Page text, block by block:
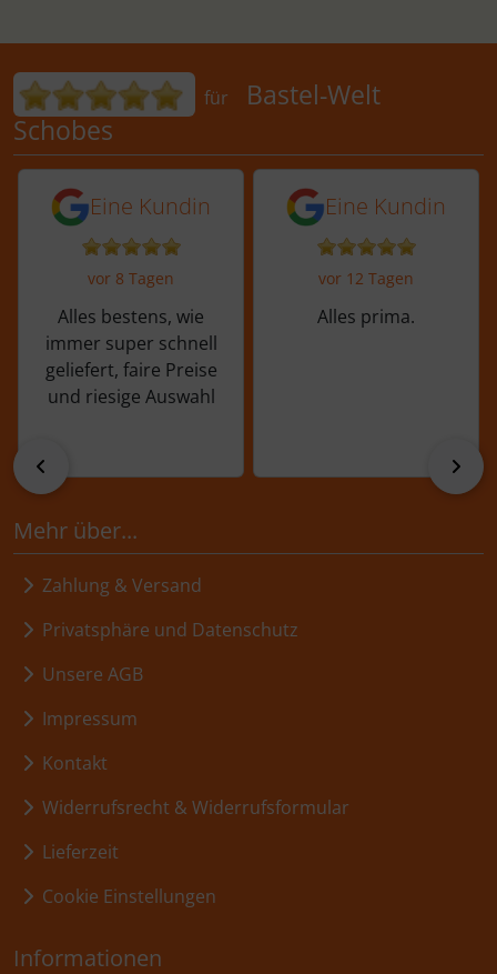
Bewertungen für Bastel-Welt
für
Bastel-Welt
Schobes
5 von 5 Sternen von einer Kundin vor
Eine Kundin
vor 8 Tagen
Alles bestens, wie
immer super schnell
geliefert, faire Preise
und riesige Auswahl
5 von 5 Sternen
Eine Kundin
vor 12 Tagen
Alles prima.
vor
Mehr über...
Zahlung & Versand
Privatsphäre und Datenschutz
Unsere AGB
Impressum
Kontakt
Widerrufsrecht & Widerrufsformular
Lieferzeit
Cookie Einstellungen
Informationen